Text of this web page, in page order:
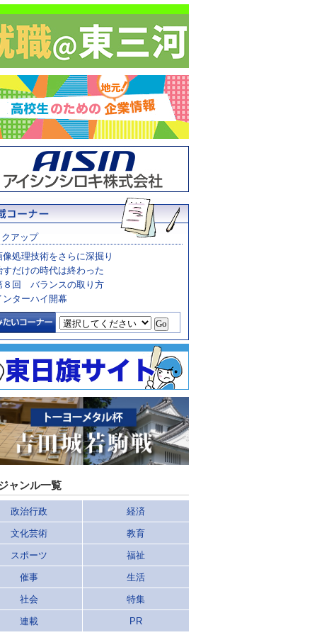
アップ
像処理技術をさらに深掘り
すだけの時代は終わった
８回 バランスの取り方
ンターハイ開幕
ャンル一覧
政治行政 経済
文化芸術 教育
スポーツ 福祉
催事 生活
社会 特集
連載 PR